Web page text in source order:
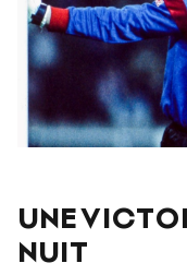
UNE
NUIT